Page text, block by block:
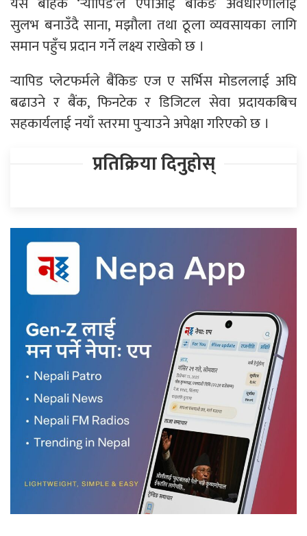
सुलभ बनाउँदै साना, मझौला तथा ठूला व्यवसायका लागि
समान पहुँच प्रदान गर्ने लक्ष्य राखेको छ ।
र्‍यापिड प्लेटफर्मले बैंकिङ एज ए सर्भिस मोडललाई अघि
बढाउने र बैंक, फिनटेक र डिजिटल सेवा प्रदायकबिच
सहकार्यलाई नयाँ स्तरमा पुर्‍याउने अपेक्षा गरिएको छ ।
प्रतिक्रिया दिनुहोस्